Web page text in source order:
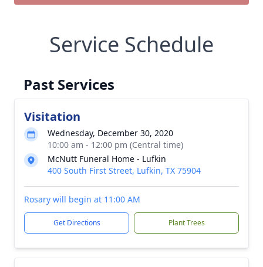
Service Schedule
Past Services
Visitation
Wednesday, December 30, 2020
10:00 am - 12:00 pm (Central time)
McNutt Funeral Home - Lufkin
400 South First Street, Lufkin, TX 75904
Rosary will begin at 11:00 AM
Get Directions Plant Trees